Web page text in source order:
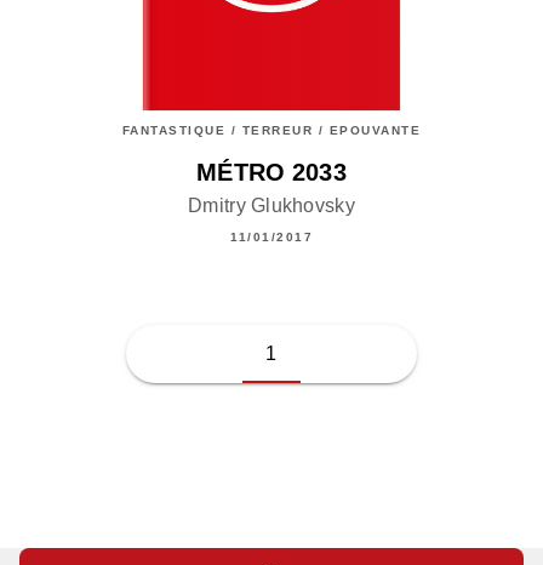
FANTASTIQUE / TERREUR / EPOUVANTE
MÉTRO 2033
Dmitry Glukhovsky
11/01/2017
1